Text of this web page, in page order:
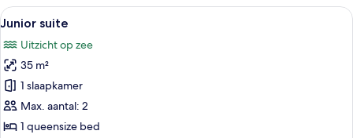
Alle
foto's
voor
Junior
suite
laden
Een slaapkamer met een bed, een
28
Junior suite
Uitzicht op zee
35 m²
1 slaapkamer
Max. aantal: 2
1 queensize bed